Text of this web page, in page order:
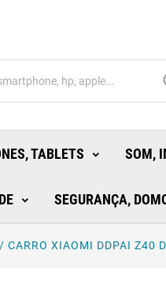
TABLETS SOM,
SEGURANÇA,
CARRO XIAOMI DDPAI Z40